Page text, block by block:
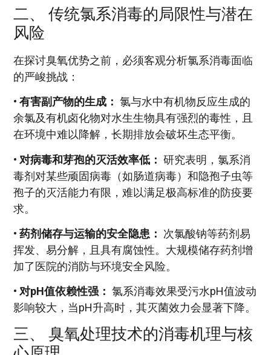
二、 传统氯系消毒的局限性与潜在
风险
在探讨臭氧优势之前，必须客观分析氯系消毒面临
的严峻挑战：
• 有害副产物的生成： 氯与水中有机物反应生成的
余氯及有机卤化物对水生生物具有强烈的毒性，且
在环境中难以降解，长期排放会破坏生态平衡。
• 对病毒和芽孢的灭活效率低： 研究表明，氯系消
毒剂对某些顽固病毒（如肠道病毒）和隐孢子虫等
孢子的灭活能力有限，难以满足极高标准的防疫要
求。
• 药剂储存与运输的安全隐患： 次氯酸钠等药剂易
挥发、易分解，且具有腐蚀性。大规模储存药剂增
加了医院的消防与环境安全风险。
• 对pH值依赖性强： 氯系消毒效果受污水pH值波动
影响较大，当pH升高时，其灭菌效力会显著下降。
三、 臭氧处理技术的消毒机理与核